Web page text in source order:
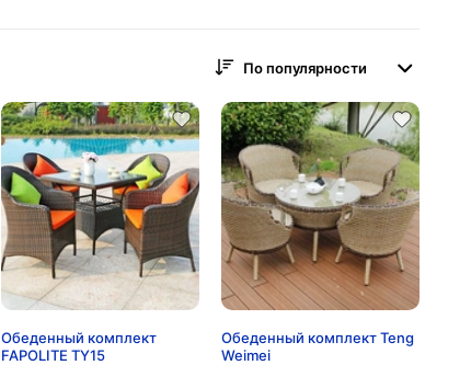
По популярности
Обеденный комплект
FAPOLITE TY15
Обеденный комплект Teng
Weimei